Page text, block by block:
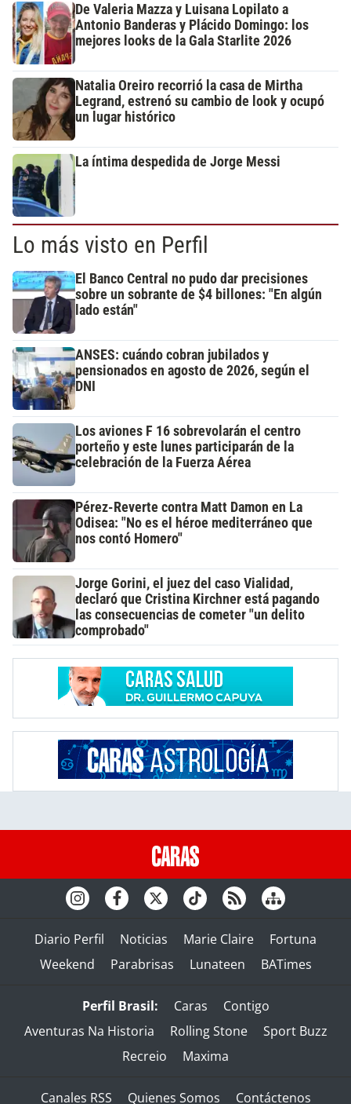
De Valeria Mazza y Luisana Lopilato a
Antonio Banderas y Plácido Domingo: los
mejores looks de la Gala Starlite 2026
Natalia Oreiro recorrió la casa de Mirtha
Legrand, estrenó su cambio de look y ocupó
un lugar histórico
La íntima despedida de Jorge Messi
Lo más visto en Perfil
El Banco Central no pudo dar precisiones
sobre un sobrante de $4 billones: "En algún
lado están"
ANSES: cuándo cobran jubilados y
pensionados en agosto de 2026, según el
DNI
Los aviones F 16 sobrevolarán el centro
porteño y este lunes participarán de la
celebración de la Fuerza Aérea
Pérez-Reverte contra Matt Damon en La
Odisea: "No es el héroe mediterráneo que
nos contó Homero"
Jorge Gorini, el juez del caso Vialidad,
declaró que Cristina Kirchner está pagando
las consecuencias de cometer "un delito
comprobado"
Diario Perfil Noticias Marie Claire
Fortuna
Weekend
Parabrisas Lunateen BATimes
Perfil Brasil: Caras
Contigo
Aventuras Na Historia
Rolling Stone
Sport Buzz
Recreio
Maxima
Canales RSS Quienes Somos Contáctenos